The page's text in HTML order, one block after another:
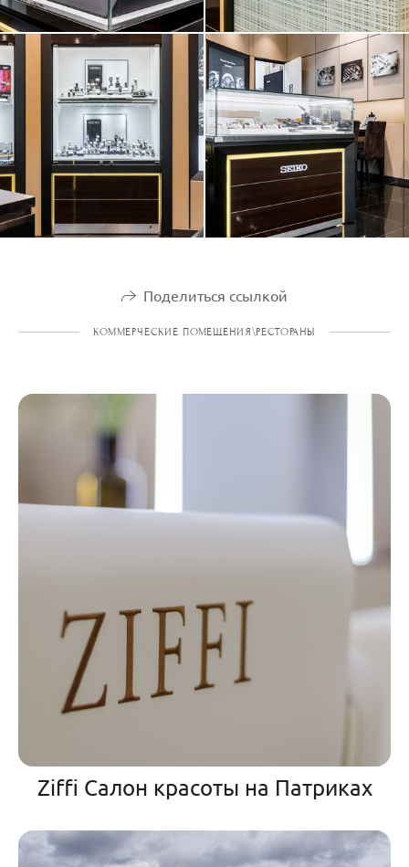
Поделиться ссылкой
КОММЕРЧЕСКИЕ ПОМЕЩЕНИЯ\РЕСТОРАНЫ
Ziffi Салон красоты на Патриках